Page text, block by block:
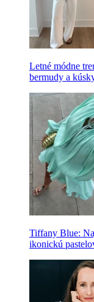
Letné módne
bermudy a
Tiffany Blue:
ikonickú